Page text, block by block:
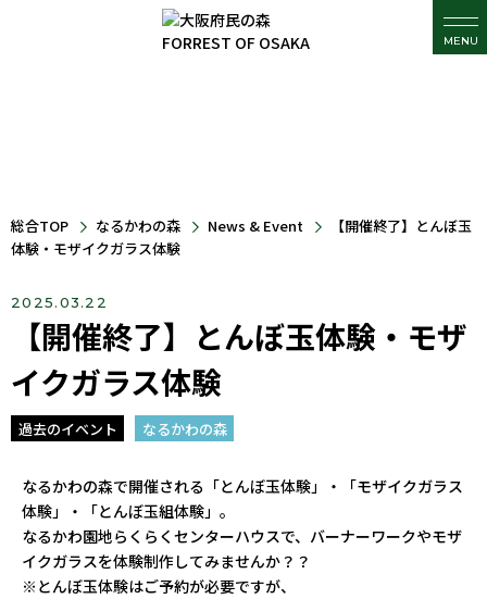
MENU
総合TOP なるかわの森 News & Event
【開催終了】とんぼ玉
体験・モザイクガラス体験
2025.03.22
【開催終了】とんぼ玉体験・モザ
イクガラス体験
過去のイベント なるかわの森
なるかわの森で開催される「とんぼ玉体験」・「モザイクガラス
体験」・「とんぼ玉組体験」。
なるかわ園地らくらくセンターハウスで、バーナーワークやモザ
イクガラスを体験制作してみませんか？？
※とんぼ玉体験はご予約が必要ですが、